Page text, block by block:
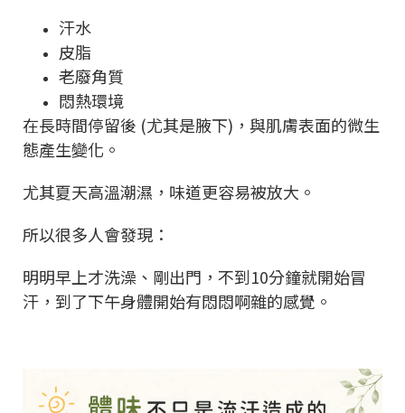
汗水
皮脂
老廢角質
悶熱環境
在長時間停留後 (尤其是腋下)，與肌膚表面的微生
態產生變化。
尤其夏天高溫潮濕，味道更容易被放大。
所以很多人會發現：
明明早上才洗澡、剛出門，不到10分鐘就開始冒
汗，到了下午身體開始有悶悶啊雜的感覺。